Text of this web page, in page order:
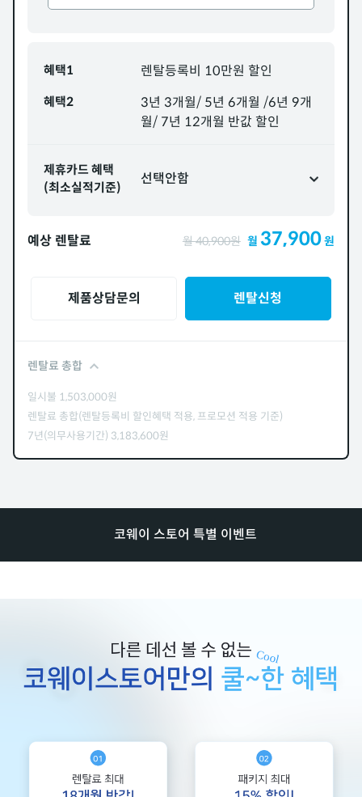
혜택1 렌탈등록비 10만원 할인
혜택2
3년 3개월/ 5년 6개월 /6년 9개
월/ 7년 12개월 반값 할인
제휴카드 혜택
(최소실적기준)
선택안함
예상 렌탈료 월40,900원 월 37,900원
제품상담문의 렌탈신청
렌탈료 총합
일시불 1,503,000원
렌탈료 총합(렌탈등록비 할인혜택 적용, 프로모션 적용 기준)
7년(의무사용기간) 3,183,600원
코웨이 스토어 특별 이벤트